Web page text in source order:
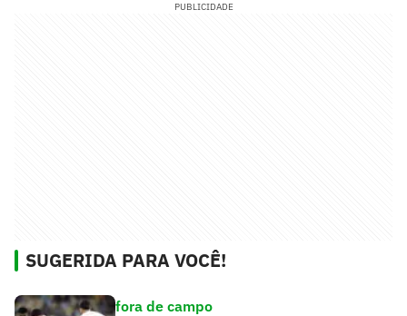
PUBLICIDADE
SUGERIDA PARA VOCÊ!
fora de campo